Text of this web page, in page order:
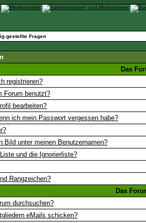
gestellte Fragen
Das
registrieren?
Forum benutzt?
bearbeiten?
ich mein Passwort vergessen habe?
Bild unter meinen Benutzernamen?
und die Ignorierliste?
Rangzeichen?
Das
durchsuchen?
eMails schicken?